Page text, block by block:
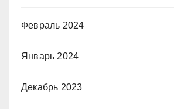
Февраль 2024
Январь 2024
Декабрь 2023